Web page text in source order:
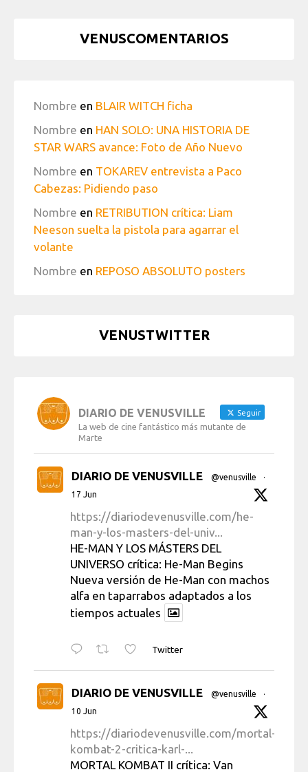
VENUSCOMENTARIOS
Nombre en BLAIR WITCH ficha
Nombre en HAN SOLO: UNA HISTORIA DE
STAR WARS avance: Foto de Año Nuevo
Nombre en TOKAREV entrevista a Paco
Cabezas: Pidiendo paso
Nombre en RETRIBUTION crítica: Liam
Neeson suelta la pistola para agarrar el
volante
Nombre en REPOSO ABSOLUTO posters
VENUSTWITTER
DIARIO DE VENUSVILLE Seguir
La web de cine fantástico más mutante de
Marte
DIARIO DE VENUSVILLE @venusville
·
17 Jun
https://diariodevenusville.com/he-
man-y-los-masters-del-univ...
HE-MAN Y LOS MÁSTERS DEL
UNIVERSO crítica: He-Man Begins
Nueva versión de He-Man con machos
alfa en taparrabos adaptados a los
tiempos actuales
Twitter
DIARIO DE VENUSVILLE @venusville
·
10 Jun
https://diariodevenusville.com/mortal-
kombat-2-critica-karl-...
MORTAL KOMBAT II crítica: Van